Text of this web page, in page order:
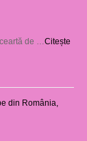
de … Citește
din România,